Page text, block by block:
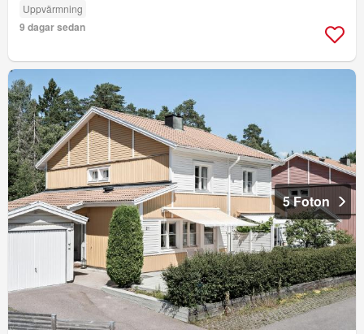
Uppvärmning
9 dagar sedan
5 Foton